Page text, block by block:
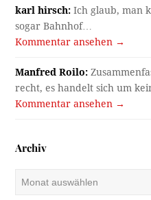
karl hirsch: Ich glaub, man
sogar Bahnhof…
Kommentar ansehen →
Manfred Roilo:
recht, es handelt sich um
Kommentar ansehen →
Archiv